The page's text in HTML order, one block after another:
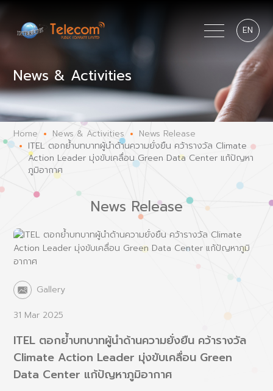
EN
News & Activities
Home News & Activities
News Release
ITEL ตอกย้ำบทบาทผู้นำด้านความยั่งยืน คว้ารางวัล Climate
Action Leader มุ่งขับเคลื่อน Green Data Center แก้ปัญหา
ภูมิอากาศ
News Release
Gallery
31 Mar 2025
ITEL ตอกย้ำบทบาทผู้นำด้านความยั่งยืน คว้ารางวัล
Climate Action Leader มุ่งขับเคลื่อน Green
Data Center แก้ปัญหาภูมิอากาศ